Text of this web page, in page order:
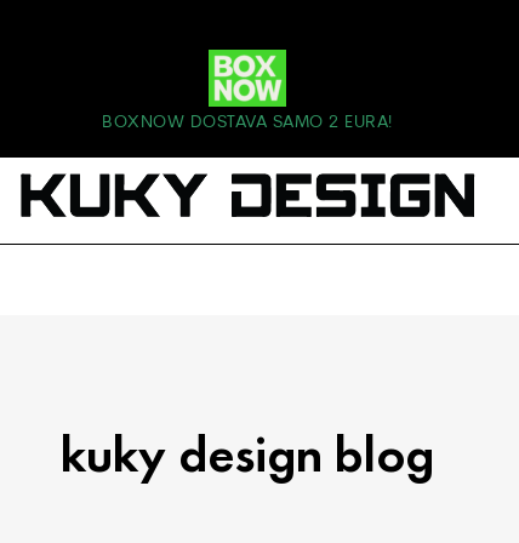
BOXNOW DOSTAVA SAMO 2 EURA!
kuky design blog